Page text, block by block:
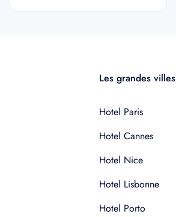
Les grandes villes
Hotel Paris
Hotel Cannes
Hotel Nice
Hotel Lisbonne
Hotel Porto